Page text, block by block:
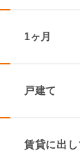
1ヶ月
戸建て
賃貸に出